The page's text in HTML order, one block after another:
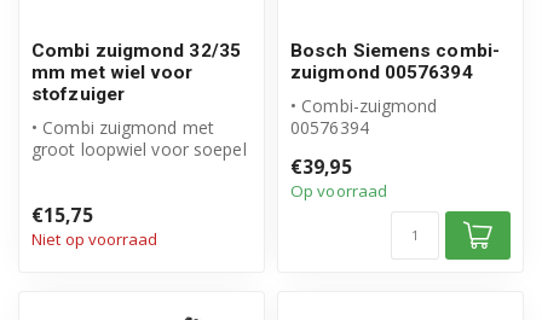
Combi zuigmond 32/35
mm met wiel voor
stofzuiger
• Combi zuigmond met
groot loopwiel voor soepel
€15,75
Niet op voorraad
Bosch Siemens combi-
zuigmond 00576394
• Combi-zuigmond
00576394
product
• Buisdiameter: Ø ...
€39,95
Op voorraad